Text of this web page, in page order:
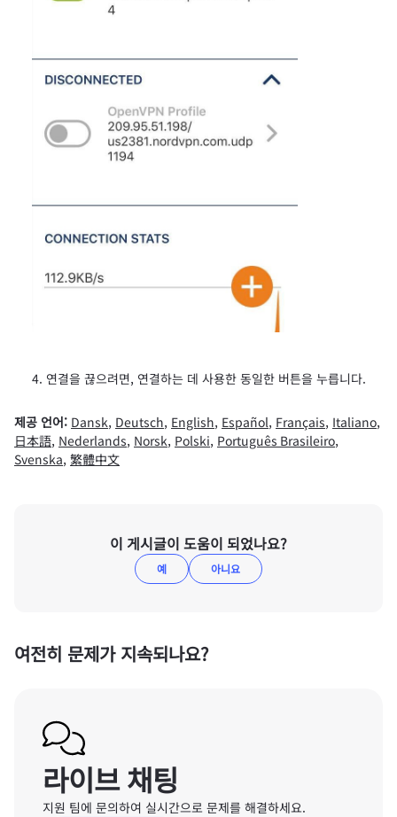
연결을 끊으려면, 연결하는 데 사용한 동일한 버튼을 누릅니다.
제공 언어: Dansk, Deutsch, English, Español, Français, Italiano,
日本語, Nederlands, Norsk, Polski, Português Brasileiro,
Svenska, 繁體中文
이 게시글이 도움이 되었나요?
예 아니요
여전히 문제가 지속되나요?
라이브 채팅
지원 팀에 문의하여 실시간으로 문제를 해결하세요.